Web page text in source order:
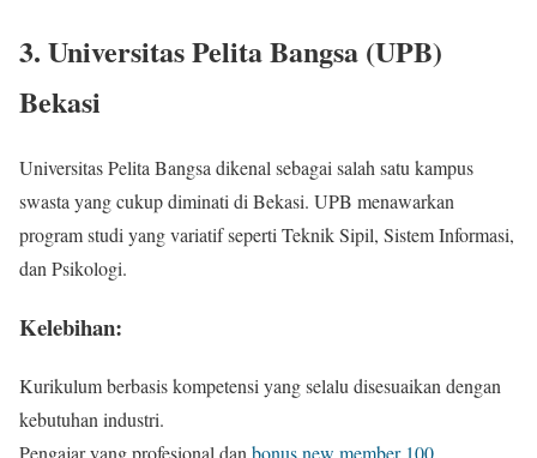
3. Universitas Pelita Bangsa (UPB)
Bekasi
Universitas Pelita Bangsa dikenal sebagai salah satu kampus
swasta yang cukup diminati di Bekasi. UPB menawarkan
program studi yang variatif seperti Teknik Sipil, Sistem Informasi,
dan Psikologi.
Kelebihan:
Kurikulum berbasis kompetensi yang selalu disesuaikan dengan
kebutuhan industri.
Pengajar yang profesional dan bonus new member 100